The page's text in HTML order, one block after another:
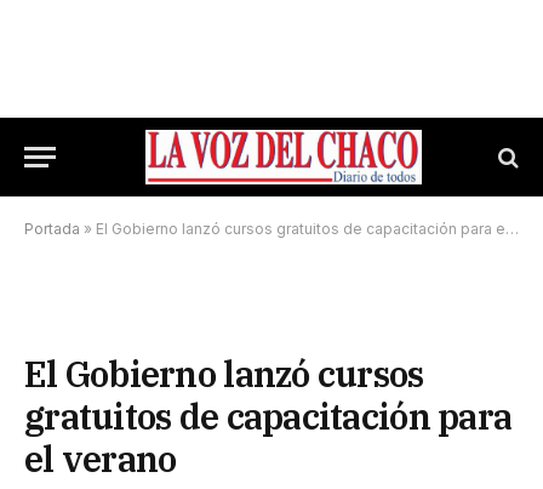
Portada » El Gobierno lanzó cursos gratuitos de capacitación para el verano
El Gobierno lanzó cursos
gratuitos de capacitación para
el verano